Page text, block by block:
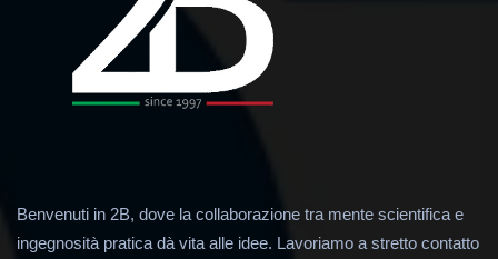
Benvenuti in 2B, dove la collaborazione tra mente scientifica e
ingegnosità pratica dà vita alle idee. Lavoriamo a stretto contatto